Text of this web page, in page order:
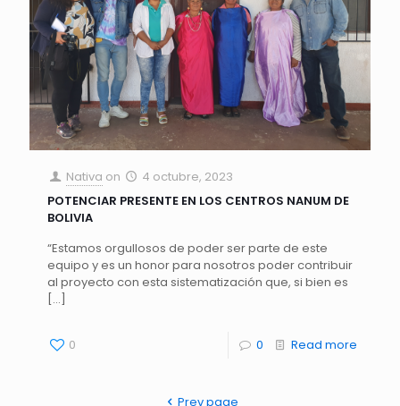
Nativa on
4 octubre, 2023
POTENCIAR PRESENTE EN LOS CENTROS NANUM DE
BOLIVIA
“Estamos orgullosos de poder ser parte de este
equipo y es un honor para nosotros poder contribuir
al proyecto con esta sistematización que, si bien es
[…]
0 0 Read more
Prev page